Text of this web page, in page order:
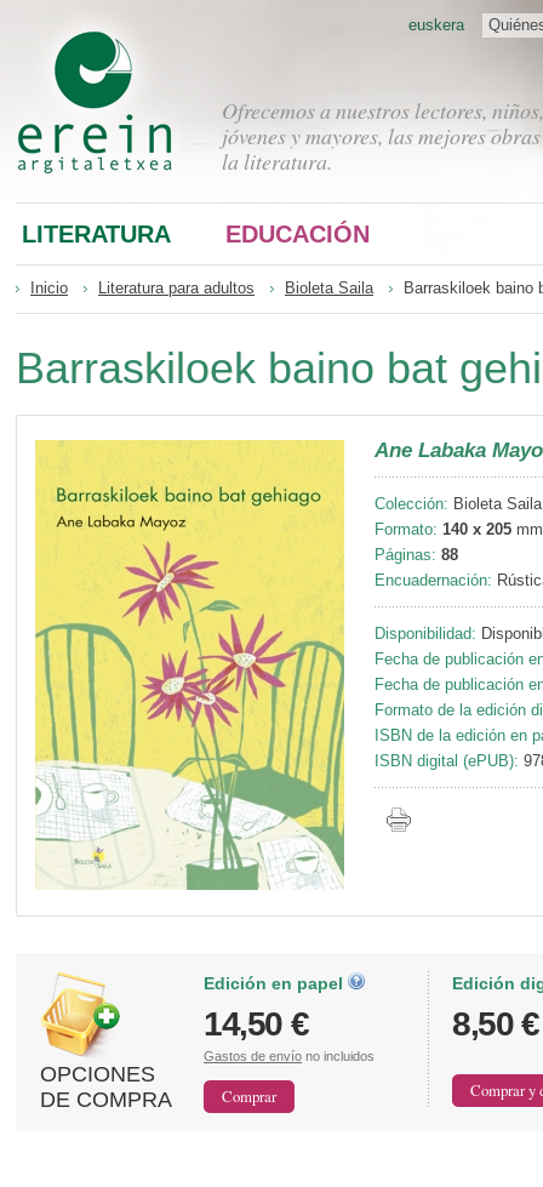
Ofrecemos a nuestros lectores, niños,
jóvenes y mayores, las mejores
la literatura.
euskera
LITERATURA EDUCACIÓN
Inicio Literatura para adultos Bioleta Saila Barraskiloek baino
Barraskiloek baino bat
Ane Labaka
Colección: Bioleta
Formato: 140 x 205 mm
Páginas: 88
Encuadernación:
Disponibilidad:
Fecha de publicación
Fecha de publicación
Formato de la edición
ISBN de la edición en
ISBN digital (ePUB):
OPCIONES
DE COMPRA
Edición en papel
14,50 €
Gastos de envío no incluidos
Edición
8,50 €